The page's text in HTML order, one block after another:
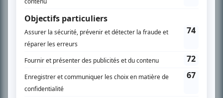
PLAN DU SITE
Liste des oeuvres
Liste des comédiens